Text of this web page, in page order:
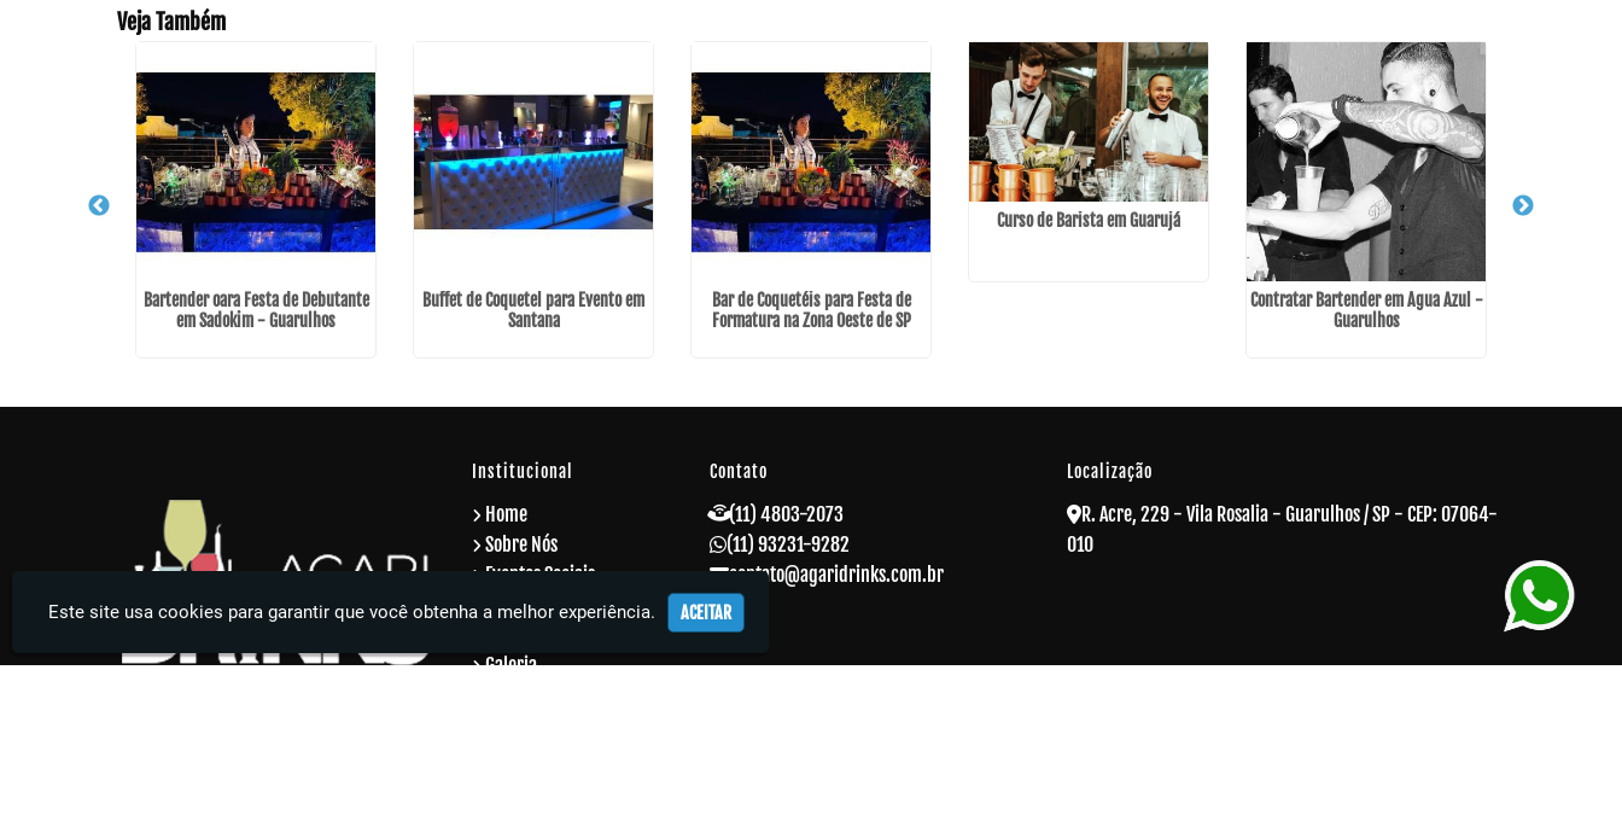
Veja Também
Bartender oara Festa de Debutante
em Sadokim - Guarulhos
Buffet de Coquetel para Evento em
Santana
Bar de Coquetéis para Festa de
Formatura na Zona Oeste de SP
Curso de Barista em Guarujá
Contratar Bartender em Água Azul -
Guarulhos
Institucional
Home
Sobre Nós
Eventos Sociais
Eventos Corporativos
Galeria
Contato
(11) 4803-2073
(11) 93231-9282
contato@agaridrinks.com.br
Localização
R. Acre, 229 - Vila Rosalia - Guarulhos / SP - CEP: 07064-
010
Este site usa cookies para garantir que você obtenha a melhor experiência. ACEITAR